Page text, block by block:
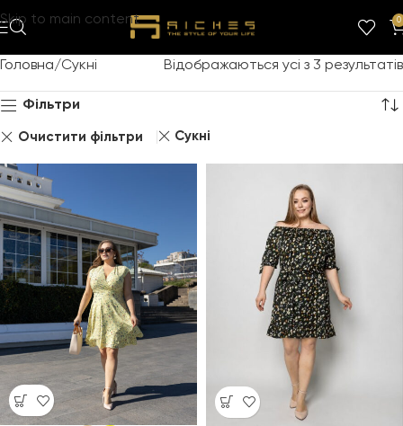
Skip to main content 0
Головна Сукні Відображаються усі з 3 результатів
Фільтри
Очистити фільтри Сукні